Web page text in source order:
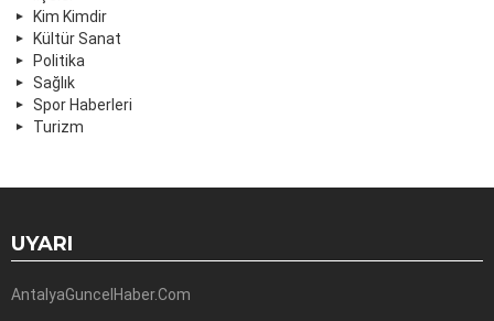
Kim Kimdir
Kültür Sanat
Politika
Sağlık
Spor Haberleri
Turizm
UYARI
AntalyaGuncelHaber.Com